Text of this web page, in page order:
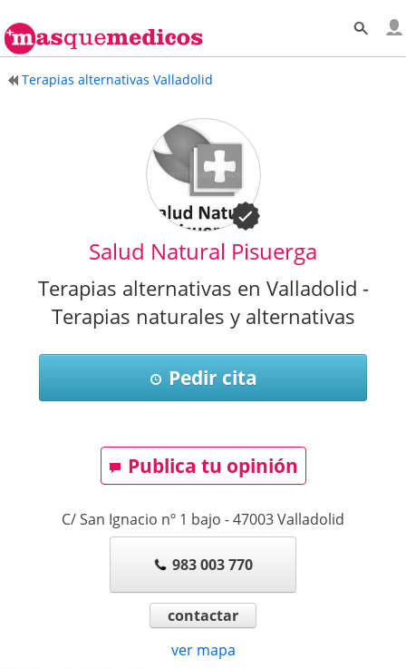
Terapias alternativas Valladolid
Salud Natural Pisuerga
Terapias alternativas en Valladolid -
Terapias naturales y alternativas
Pedir cita
Publica tu opinión
C/ San Ignacio nº 1 bajo -47003Valladolid
983 003 770
contactar
ver mapa